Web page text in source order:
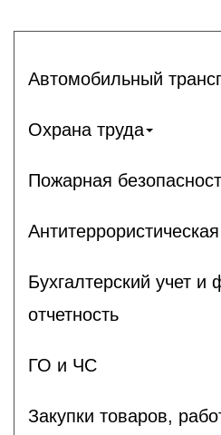
Автомобильный
Охрана труда
Пожарная
Бухгалтерский учет и
отчетность
ГО и ЧС
Закупки товаров,